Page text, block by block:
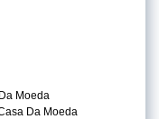
Moeda
Da Moeda